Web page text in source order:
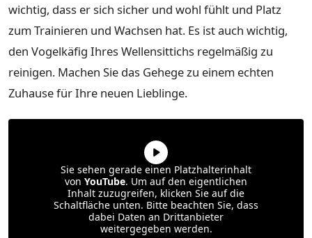
wichtig, dass er sich sicher und wohl fühlt und Platz
zum Trainieren und Wachsen hat. Es ist auch wichtig,
den Vogelkäfig Ihres Wellensittichs regelmäßig zu
reinigen. Machen Sie das Gehege zu einem echten
Zuhause für Ihre neuen Lieblinge.
Sie sehen gerade einen Platzhalterinhalt
von YouTube. Um auf den eigentlichen
Inhalt zuzugreifen, klicken Sie auf die
Schaltfläche unten. Bitte beachten Sie, dass
dabei Daten an Drittanbieter
weitergegeben werden.